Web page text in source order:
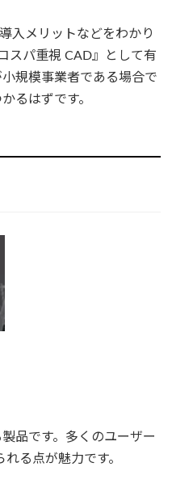
入メリットなどをわかり
スパ重視 CAD』として有
規模事業者である場合で
るはずです。
品です。多くのユーザー
る点が魅力です。